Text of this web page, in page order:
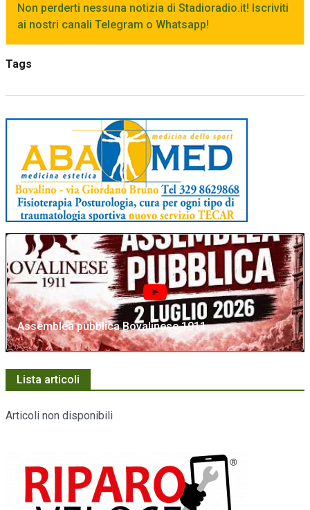
Non perderti nessuna notizia di Stadioradio.it! Iscriviti
ai nostri canali Telegram o Whatsapp!
Tags
Assemblea pubblica Bovalinese 1911
Lista articoli
Articoli non disponibili